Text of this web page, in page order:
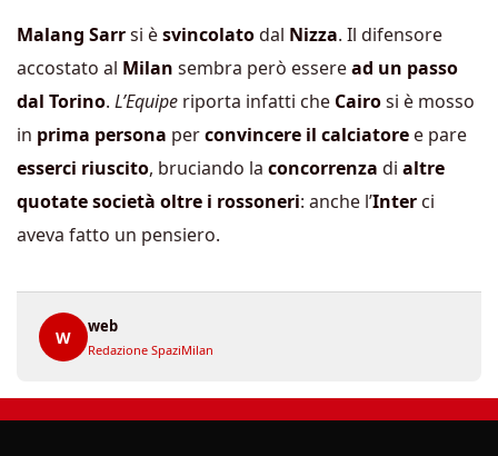
Malang Sarrsi èsvincolatodal Nizza. Il difensore
accostato al Milan sembra però esseread un passo
dal Torino. L’Equipe riporta infatti che Cairosi è mosso
in prima persona perconvincere il calciatore e pare
esserci riuscito, bruciando la concorrenza di altre
quotate società oltre i rossoneri: anche l’Inter ci
aveva fatto un pensiero.
W
web
Redazione SpaziMilan